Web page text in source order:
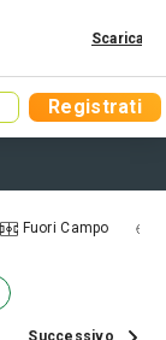
Scarica
Registrati
Fuori Campo
Successivo